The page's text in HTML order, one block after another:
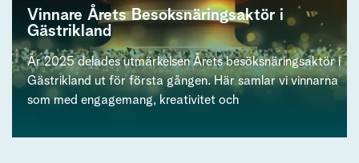
Vinnare Årets Besoksnäringsaktör i
Gästrikland
År 2025 delades utmärkelsen Årets besöksnäringsaktör i
Gästrikland ut för första gången. Här samlar vi vinnarna
som med engagemang, kreativitet och